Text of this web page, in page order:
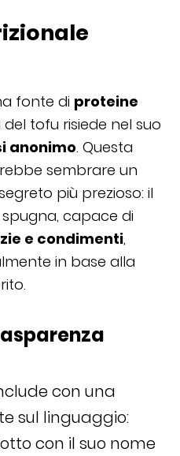
fonte di proteine
tofu risiede nel suo
anonimo. Questa
sembrare un
più prezioso: il
capace di
e condimenti,
in base alla
con una
sul linguaggio:
con il suo nome